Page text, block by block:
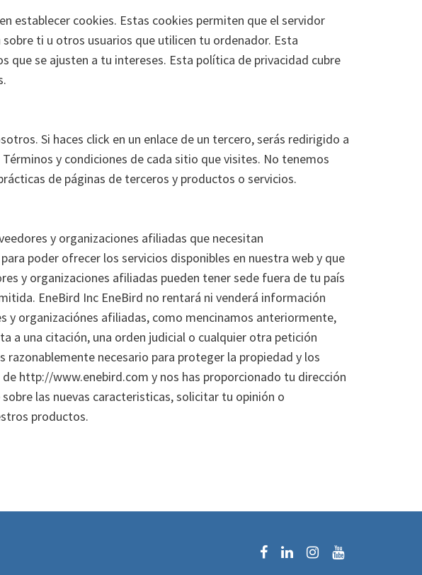
establecer cookies. Estas cookies permiten que el servidor
ti u otros usuarios que utilicen tu ordenador. Esta
que se ajusten a tu intereses. Esta política de privacidad cubre
Si haces click en un enlace de un tercero, serás redirigido a
y condiciones de cada sitio que visites. No tenemos
de páginas de terceros y productos o servicios.
y organizaciones afiliadas que necesitan
poder ofrecer los servicios disponibles en nuestra web y que
y organizaciones afiliadas pueden tener sede fuera de tu país
EneBird Inc EneBird no rentará ni venderá información
y organizaciónes afiliadas, como mencinamos anteriormente,
a una citación, una orden judicial o cualquier otra petición
necesario para proteger la propiedad y los
http://www.enebird.com y nos has proporcionado tu dirección
las nuevas caracteristicas, solicitar tu opinión o
productos.